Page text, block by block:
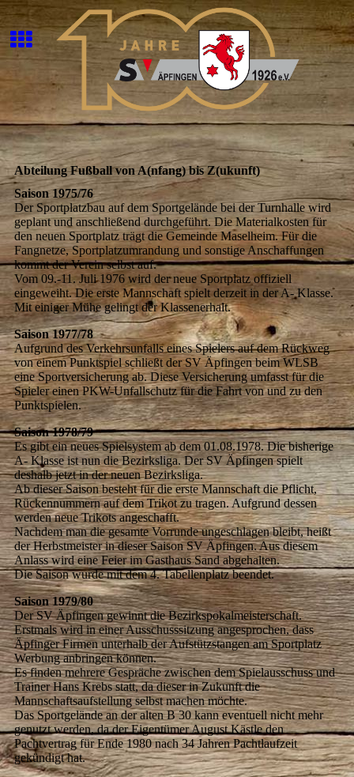
Abteilung Fußball von A(nfang) bis Z(ukunft)
Saison 1975/76
Der Sportplatzbau auf dem Sportgelände bei der Turnhalle wird
geplant und anschließend durchgeführt. Die Materialkosten für
den neuen Sportplatz trägt die Gemeinde Maselheim. Für die
Fangnetze, Sportplatzumrandung und sonstige Anschaffungen
kommt der Verein selbst auf.
Vom 09.-11. Juli 1976 wird der neue Sportplatz offiziell
eingeweiht. Die erste Mannschaft spielt derzeit in der A- Klasse.
Mit einiger Mühe gelingt der Klassenerhalt.
Saison 1977/78
Aufgrund des Verkehrsunfalls eines Spielers auf dem Rückweg
von einem Punktspiel schließt der SV Äpfingen beim WLSB
eine Sportversicherung ab. Diese Versicherung umfasst für die
Spieler einen PKW-Unfallschutz für die Fahrt von und zu den
Punktspielen.
Saison 1978/79
Es gibt ein neues Spielsystem ab dem 01.08.1978. Die bisherige
A- Klasse ist nun die Bezirksliga. Der SV Äpfingen spielt
deshalb jetzt in der neuen Bezirksliga.
Ab dieser Saison besteht für die erste Mannschaft die Pflicht,
Rückennummern auf dem Trikot zu tragen. Aufgrund dessen
werden neue Trikots angeschafft.
Nachdem man die gesamte Vorrunde ungeschlagen bleibt, heißt
der Herbstmeister in dieser Saison SV Äpfingen. Aus diesem
Anlass wird eine Feier im Gasthaus Sand abgehalten.
Die Saison wurde mit dem 4. Tabellenplatz beendet.
Saison 1979/80
Der SV Äpfingen gewinnt die Bezirkspokalmeisterschaft.
Erstmals wird in einer Ausschusssitzung angesprochen, dass
Äpfinger Firmen unterhalb der Aufstützstangen am Sportplatz
Werbung anbringen können.
Es finden mehrere Gespräche zwischen dem Spielausschuss und
Trainer Hans Krebs statt, da dieser in Zukunft die
Mannschaftsaufstellung selbst machen möchte.
Das Sportgelände an der alten B 30 kann eventuell nicht mehr
genutzt werden, da der Eigentümer August Kästle den
Pachtvertrag für Ende 1980 nach 34 Jahren Pachtlaufzeit
gekündigt hat.